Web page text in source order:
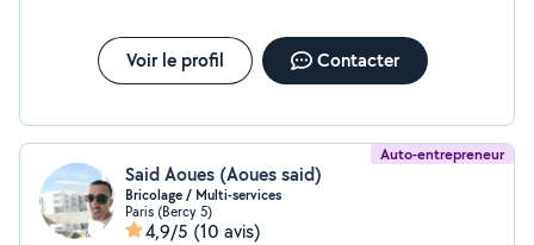
mettrai en œuvre ce que je sais faire
Voir le profil Contacter
Auto-entrepreneur
Said Aoues (Aoues said)
Bricolage / Multi-services
Paris (Bercy 5)
4,9/5 (10 avis)